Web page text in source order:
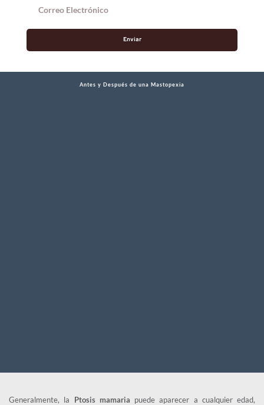
Enviar
Antes y Después de una Mastopexia
Generalmente, la Ptosis mamaria puede aparecer a cualquier edad,